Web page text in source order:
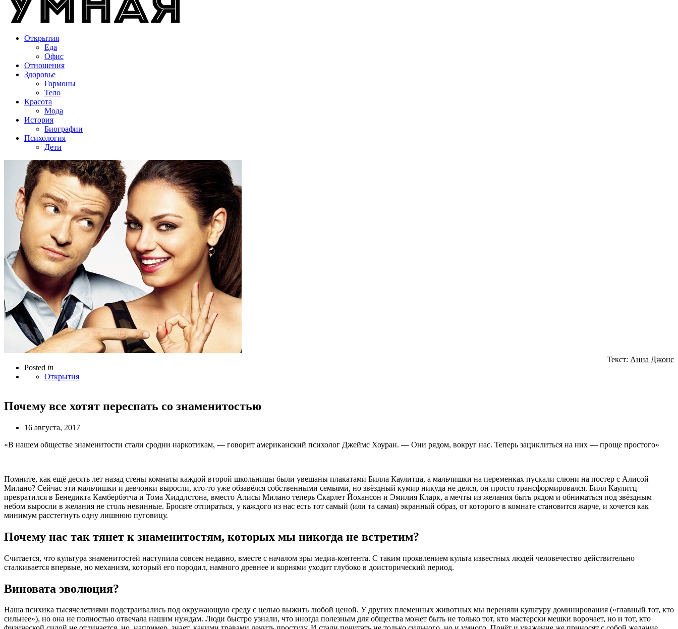
Открытия
Еда
Офис
Отношения
Здоровье
Гормоны
Тело
Красота
Мода
История
Биографии
Психология
Дети
Posted in
Открытия
Текст: Анна Джонс
Почему все хотят переспать со знаменитостью
16 августа, 2017
«В нашем обществе знаменитости стали сродни наркотикам, — говорит американский психолог Джеймс Хоуран. — Они рядом, вокруг нас. Теперь зациклиться на них — проще простого»
Помните, как ещё десять лет назад стены комнаты каждой второй школьницы были увешаны плакатами Билла Каулитца, а мальчишки на переменках пускали слюни на постер с Алисой
Милано? Сейчас эти мальчишки и девчонки выросли, кто-то уже обзавёлся собственными семьями, но звёздный кумир никуда не делся, он просто трансформировался. Билл Каулитц
превратился в Бенедикта Камбербэтча и Тома Хиддлстона, вместо Алисы Милано теперь Скарлет Йохансон и Эмилия Кларк, а мечты из желания быть рядом и обниматься под звёздным
небом выросли в желания не столь невинные. Бросьте отпираться, у каждого из нас есть тот самый (или та самая) экранный образ, от которого в комнате становится жарче, и хочется как
минимум расстегнуть одну лишнюю пуговицу.
Почему нас так тянет к знаменитостям, которых мы никогда не встретим?
Считается, что культура знаменитостей наступила совсем недавно, вместе с началом эры медиа-контента. С таким проявлением культа известных людей человечество действительно
сталкивается впервые, но механизм, который его породил, намного древнее и корнями уходит глубоко в доисторический период.
Виновата эволюция?
Наша психика тысячелетиями подстраивались под окружающую среду с целью выжить любой ценой. У других племенных животных мы переняли культуру доминирования («главный тот, кто
сильнее»), но она не полностью отвечала нашим нуждам. Люди быстро узнали, что иногда полезным для общества может быть не только тот, кто мастерски мешки ворочает, но и тот, кто